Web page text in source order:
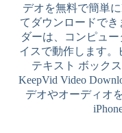
デオを無料で簡単
てダウンロードでき
ダーは、コンピュ
イスで動作します
テキスト ボック
KeepVid Video
デオやオーディオ